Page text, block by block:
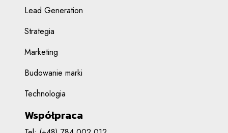
Lead Generation
Strategia
Marketing
Budowanie marki
Technologia
Współpraca